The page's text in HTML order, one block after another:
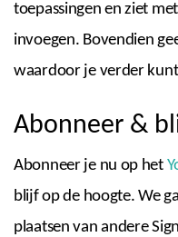
toepassingen en ziet
invoegen. Bovendien
waardoor je verder
Abonneer &
Abonneer je nu op het
blijf op de hoogte. We
plaatsen van andere